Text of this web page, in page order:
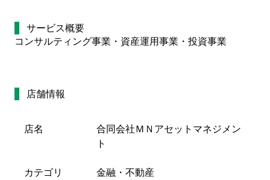
サービス概要
コンサルティング事業・資産運用事業・投資事業
店舗情報
店名
合同会社ＭＮアセットマネジメン
ト
カテゴリ 金融・不動産